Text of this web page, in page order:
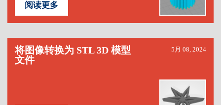
阅读更多
将图像转换为 STL 3D 模型
文件
5月 08, 2024